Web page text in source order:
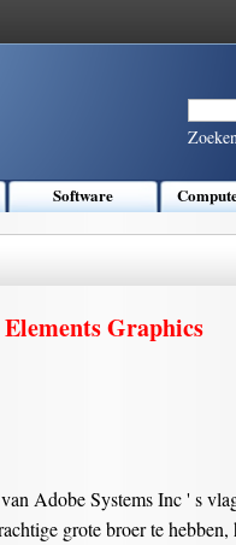
Software
Graphics
Adobe Systems Inc ' s
grote broer te